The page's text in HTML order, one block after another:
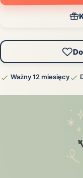
Ważny 12 miesięcy